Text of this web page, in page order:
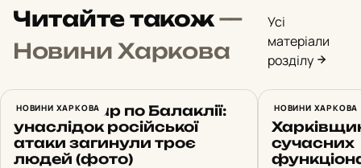
Читайте також—
Новини Харкова
Усі
матеріали
розділу
НОВИНИ ХАРКОВА
Нічний удар по Балаклії:
унаслідок російської
атаки загинули троє
людей (фото)
НОВИНИ ХАРКОВА
Ще три
сучасних